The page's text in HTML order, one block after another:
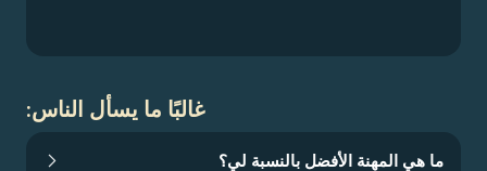
غالبًا ما يسأل الناس:
ما هي المهنة الأفضل بالنسبة لي؟